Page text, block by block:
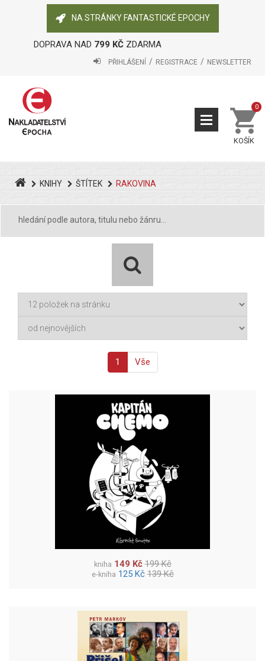
NA STRÁNKY FANTASTICKÉ EPOCHY
DOPRAVA NAD 799 KČZDARMA
PŘIHLÁŠENÍ REGISTRACE NEWSLETTER
KOŠÍK
0
KNIHY ŠTÍTEK RAKOVINA
1 Vše
kniha 149 Kč 199 Kč
e-kniha 125 Kč 139 Kč